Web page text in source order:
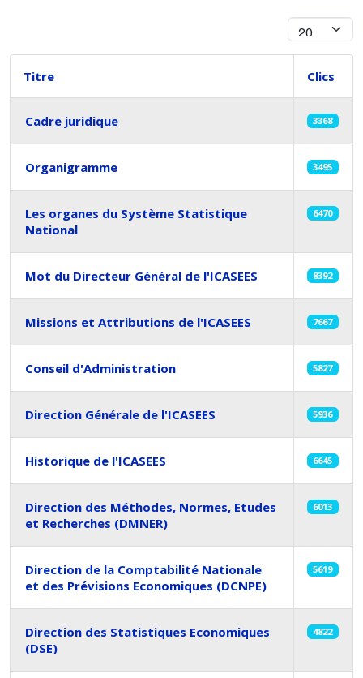
Afficher #
Titre Clics
Cadre juridique 3368
Organigramme 3495
Les organes du Système Statistique
National
6470
Mot du Directeur Général de l'ICASEES 8392
Missions et Attributions de l'ICASEES 7667
Conseil d'Administration 5827
Direction Générale de l'ICASEES 5936
Historique de l'ICASEES 6645
Direction des Méthodes, Normes, Etudes
et Recherches (DMNER)
6013
Direction de la Comptabilité Nationale
et des Prévisions Economiques (DCNPE)
5619
Direction des Statistiques Economiques
(DSE)
4822